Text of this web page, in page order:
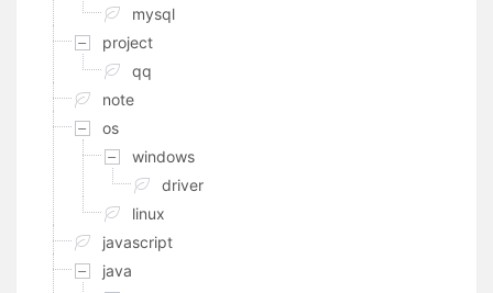
mysql
project
qq
note
os
windows
driver
linux
javascript
java